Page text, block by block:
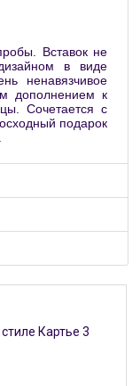
Вставок не
в виде
ненавязчивое
дополнением к
Сочетается с
подарок
Картье 3